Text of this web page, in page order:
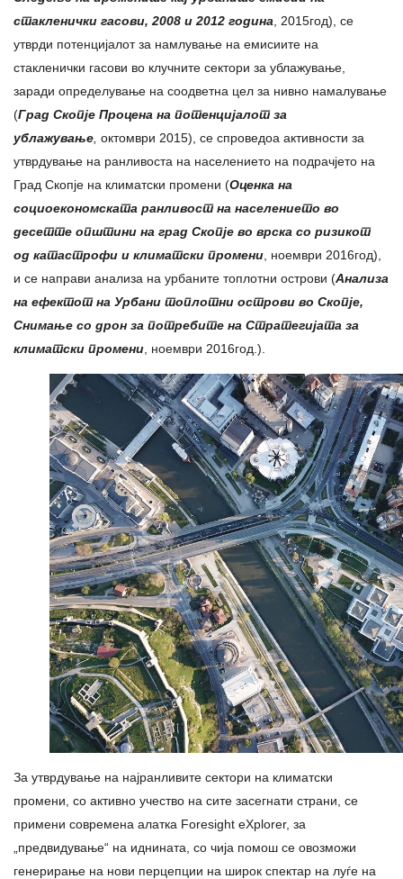
стакленички гасови, 2008 и 2012 година , 2015год), се
утврди потенцијалот за намлување на емисиите на
стакленички гасови во клучните сектори за ублажување,
заради определување на соодветна цел за нивно намалување
(Град Скопје Процена на потенцијалот за
ублажување октомври 2015), се спроведоа активности за
утврдување на ранливоста на населението на подрачјето на
Град Скопје на климатски промени (Оценка на
социоекономската ранливост на населението во
десетте општини на град Скопје во врска со ризикот
од катастрофи и климатски промени , ноември 2016год),
и се направи анализа на урбаните топлотни острови (Анализа
на ефектот на Урбани топлотни острови во Скопје,
Снимање со дрон за потребите на Стратегијата за
климатски промени , ноември 2016год.).
За утврдување на најранливите сектори на климатски
промени, со активно учество на сите засегнати страни, се
примени современа алатка Foresight eXplorer, за
„предвидување“ на иднината, со чија помош се овозможи
генерирање на нови перцепции на широк спектар на луѓе на